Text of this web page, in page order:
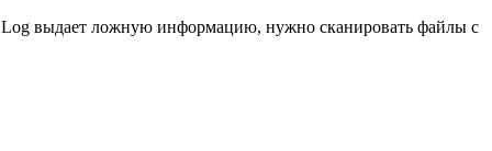
Log выдает ложную информацию, нужно сканировать файлы с